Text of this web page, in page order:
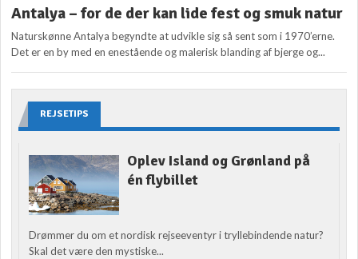
Antalya – for de der kan lide fest og smuk natur
Naturskønne Antalya begyndte at udvikle sig så sent som i 1970’erne.
Det er en by med en enestående og malerisk blanding af bjerge og...
REJSETIPS
Oplev Island og Grønland på
én flybillet
Drømmer du om et nordisk rejseeventyr i tryllebindende natur?
Skal det være den mystiske...